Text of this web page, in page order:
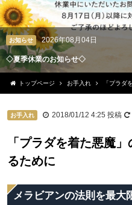
クレアン広報室 2026年08月04日
ペルシャ絨毯やギャッベも丸洗い。高
トップページ お手入れ 「プラダ
お手入れ 2018/01/12 4:25 投稿
「プラダを着た悪魔
るために
メラビアンの法則を最大